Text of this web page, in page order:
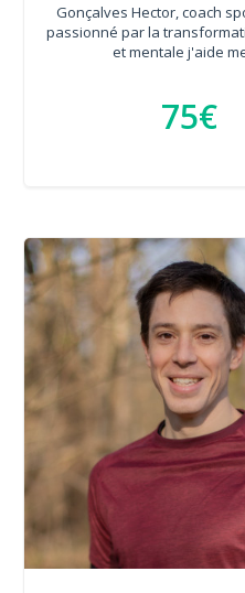
Gonçalves Hector, coach
passionné par la
et mentale j'aide
75€